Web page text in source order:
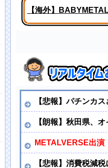
【海外】
【悲報】パチンカ
【朗報】秋田県、
METALVERSE出演
【悲報】消費税減